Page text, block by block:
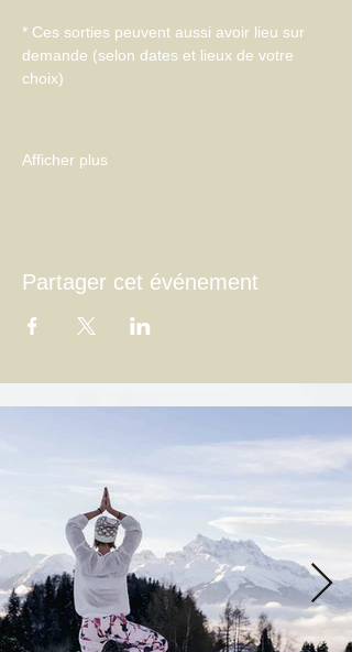
* Ces sorties peuvent aussi avoir lieu sur
demande (selon dates et lieux de votre
choix)
Afficher plus
Partager cet événement